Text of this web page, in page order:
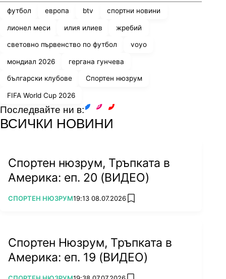
футбол европа btv спортни новини
лионел меси илия илиев жребий
световно първенство по футбол voyo
мондиал 2026 гергана гунчева
български клубове Спортен нюзрум
FIFA World Cup 2026
Последвайте ни в:
ВСИЧКИ НОВИНИ
Спортен нюзрум, Тръпката в
Америка: еп. 20 (ВИДЕО)
ПОВЕЧЕ ОТ
СПОРТЕН НЮЗРУМ19:13 08.07.2026 add favorites
Спортен Нюзрум, Тръпката в
Америка: еп. 19 (ВИДЕО)